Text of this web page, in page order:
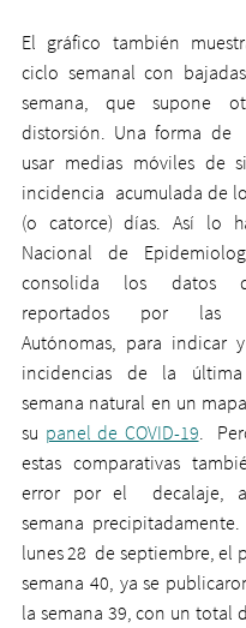
El gráfico también
ciclo semanal con
semana, que supone
distorsión. Una forma de
usar medias móviles de
incidencia  acumulada de
(o catorce) días. Así lo
Nacional de
consolida los datos
reportados por las
Autónomas, para indicar
incidencias de la
semana natural en un
su panel de COVID-19 .
estas comparativas
error por el  decalaje,
semana
lunes 28  de septiembre, el
semana 40, ya se
la semana 39, con un total